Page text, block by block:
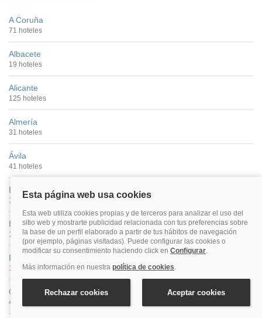
A Coruña
71 hoteles
Albacete
19 hoteles
Alicante
125 hoteles
Almería
31 hoteles
Ávila
41 hoteles
Badajoz
16 hoteles
Barcelona
1003 hoteles
Bilbao
115 hoteles
Cáceres
40 hoteles